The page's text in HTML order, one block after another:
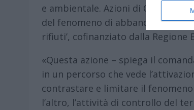
e ambientale. Azioni di Contrasto
del fenomeno di abbandono dei
rifiuti’, cofinanziato dalla Regione
«Questa azione – spiega il
in un percorso che vede
contrastare e limitare il
l’altro, l’attività di controllo del